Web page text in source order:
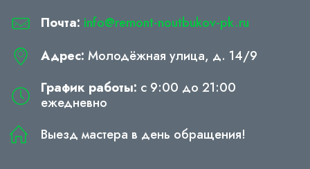
Почта: info@remont-noutbukov-pk.ru
Адрес: Молодёжная улица, д. 14/9
График работы: с 9:00 до 21:00
ежедневно
Выезд мастера в день обращения!